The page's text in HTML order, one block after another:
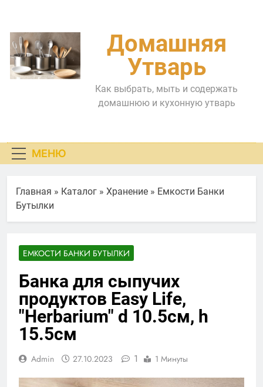
содержимому
Домашняя
Утварь
Как выбрать, мыть и содержать
домашнюю и кухонную утварь
МЕНЮ
Главная » Каталог » Хранение » Емкости Банки
Бутылки
ЕМКОСТИ БАНКИ БУТЫЛКИ
Банка для сыпучих
продуктов Easy Life,
"Herbarium" d 10.5см, h
15.5см
Admin 27.10.2023 1 1 Минуты